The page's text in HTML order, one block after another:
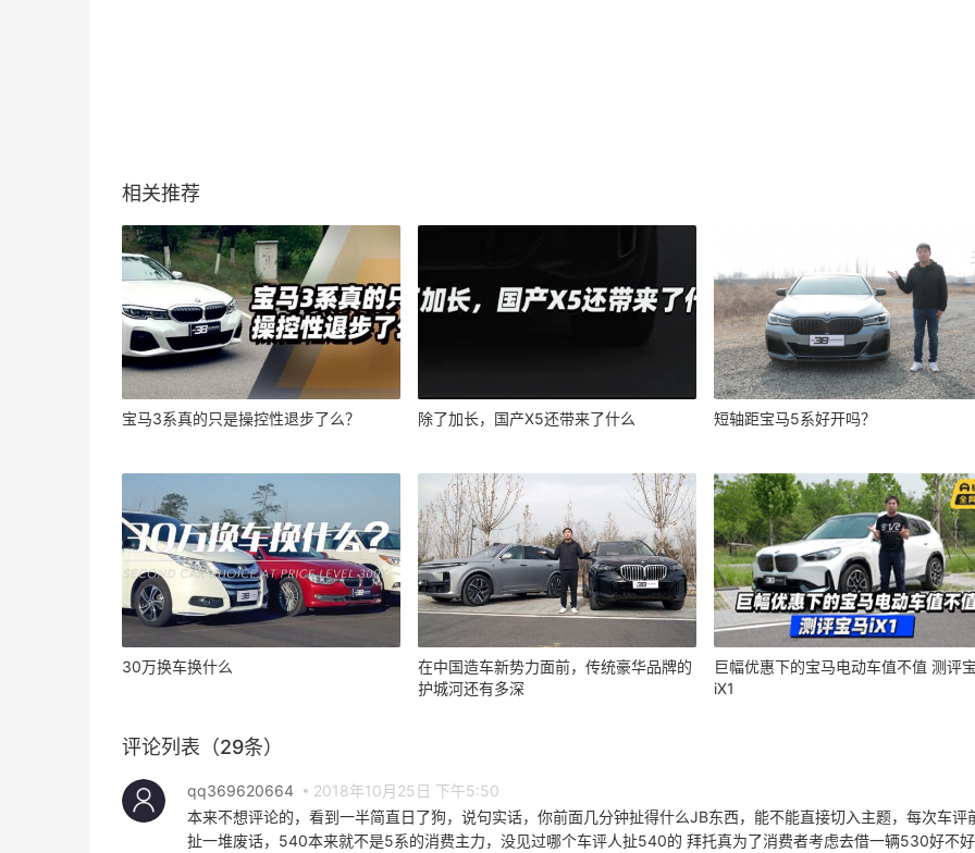
相关推荐
宝马3系真的只是操控性退步了么？ 除了加长，国产X5还带来了什么 短轴距宝马5系好开吗？
30万换车换什么
在中国造车新势力面前，传统豪华品牌的
护城河还有多深
巨幅优惠下的宝马电动车值不值 测评
iX1
评论列表（29条）
qq369620664
2018年10月25日 下午5:50
本来不想评论的，看到一半简直日了狗，说句实话，你前面几分钟扯得什么JB东西，能不能直接切入主题，每次车评
扯一堆废话，540本来就不是5系的消费主力，没见过哪个车评人扯540的 拜托真为了消费者考虑去借一辆530好不好